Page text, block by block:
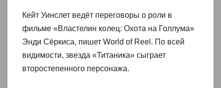
Кейт Уинслет ведёт переговоры о роли в
фильме «Властелин колец: Охота на Голлума»
Энди Сёркиса, пишет World of Reel. По всей
видимости, звезда «Титаника» сыграет
второстепенного персонажа.